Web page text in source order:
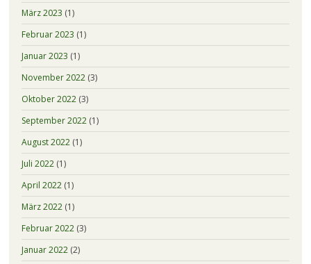
März 2023 (1)
Februar 2023 (1)
Januar 2023 (1)
November 2022(3)
Oktober 2022(3)
September 2022(1)
August 2022(1)
Juli 2022(1)
April 2022(1)
März 2022(1)
Februar 2022(3)
Januar 2022(2)